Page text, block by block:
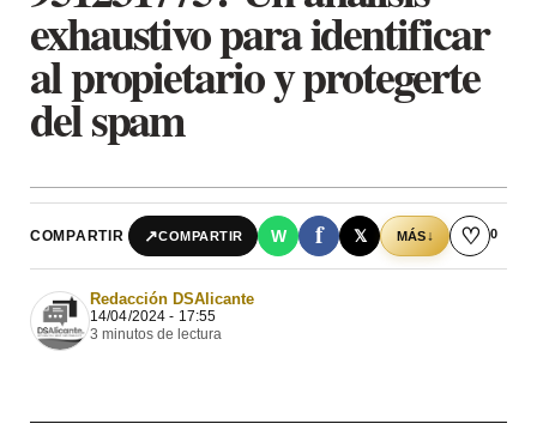
exhaustivo para identificar
al propietario y protegerte
del spam
COMPARTIR ↗COMPARTIR W f 𝕏 MÁS↓ ♡ 0
Redacción DSAlicante
14/04/2024 - 17:55
3 minutos de lectura